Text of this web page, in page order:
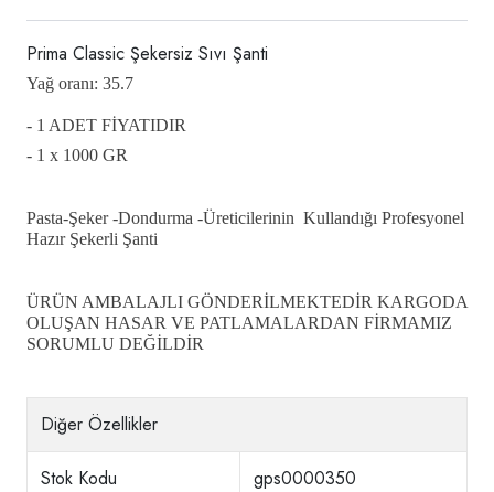
Prima Classic Şekersiz Sıvı Şanti
Yağ oranı: 35.7
- 1 ADET FİYATIDIR
- 1 x 1000 GR
Pasta-Şeker -Dondurma -Üreticilerinin Kullandığı Profesyonel
Hazır Şekerli Şanti
ÜRÜN AMBALAJLI GÖNDERİLMEKTEDİR KARGODA
OLUŞAN HASAR VE PATLAMALARDAN FİRMAMIZ
SORUMLU DEĞİLDİR
Diğer Özellikler
Stok Kodu gps0000350